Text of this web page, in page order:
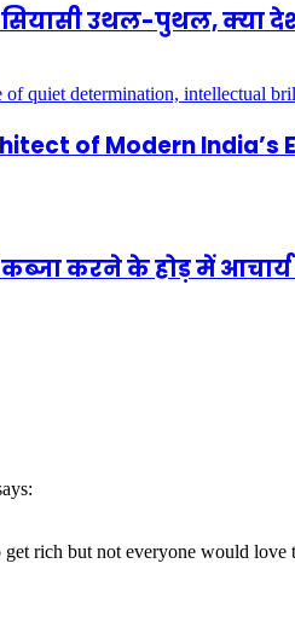
सियासी उथल-पुथल, क्या
of Modern India’s
करने के होड़ में आचार्य
rich but not everyone would love